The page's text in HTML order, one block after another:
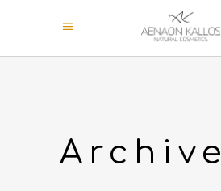
Archive